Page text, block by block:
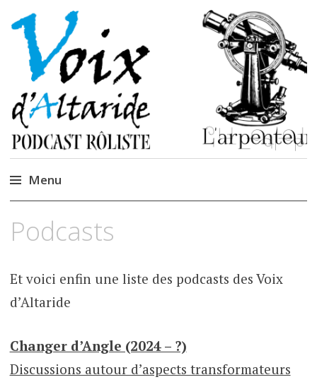
La caverne de
Cendrones
Podcastem et Jidèrenses
Menu
au
Podcasts
Et voici enfin une liste des podcasts des Voix
d’Altaride
Changer d’Angle (2024 – ?)
Discussions autour d’aspects transformateurs